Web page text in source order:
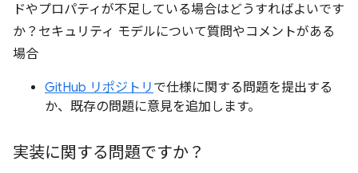
ドやプロパティが不足している場合はどうすればよいです
か？セキュリティ モデルについて質問やコメントがある
場合
GitHub リポジトリ で仕様に関する問題を提出する
か、既存の問題に意見を追加します。
実装に関する問題ですか？